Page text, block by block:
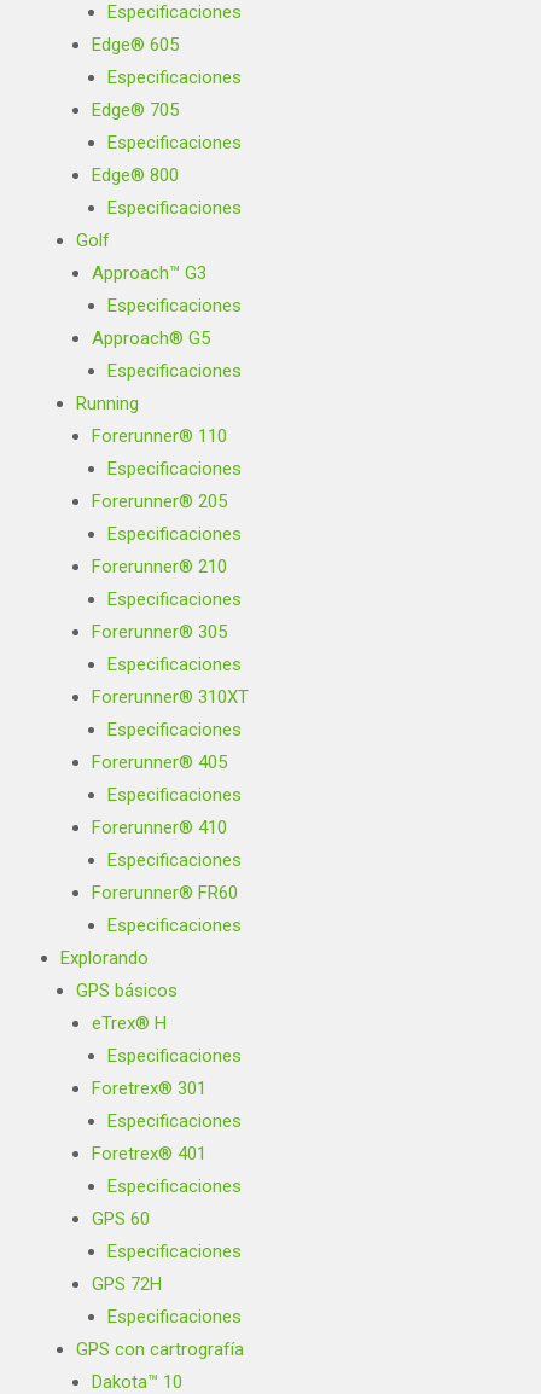
Especificaciones
Edge® 605
Especificaciones
Edge® 705
Especificaciones
Edge® 800
Especificaciones
Golf
Approach™ G3
Especificaciones
Approach® G5
Especificaciones
Running
Forerunner® 110
Especificaciones
Forerunner® 205
Especificaciones
Forerunner® 210
Especificaciones
Forerunner® 305
Especificaciones
Forerunner® 310XT
Especificaciones
Forerunner® 405
Especificaciones
Forerunner® 410
Especificaciones
Forerunner® FR60
Especificaciones
Explorando
GPS básicos
eTrex® H
Especificaciones
Foretrex® 301
Especificaciones
Foretrex® 401
Especificaciones
GPS 60
Especificaciones
GPS 72H
Especificaciones
GPS con cartrografía
Dakota™ 10